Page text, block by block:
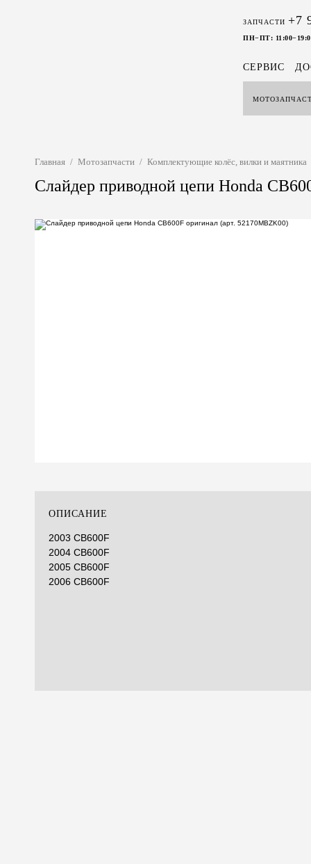
ЗАПЧАСТИ +7
ПН−ПТ:
СЕРВИС
Главная / Мотозапчасти / Комплектующие колёс, вилки и маятника
Слайдер приводной цепи Honda
ОПИСАНИЕ
2003 CB600F
2004 CB600F
2005 CB600F
2006 CB600F